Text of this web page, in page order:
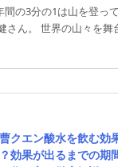
間の3分の1は山を登っ
さん。 世界の山々を舞
クエン酸水を飲む効
効果が出るまでの期